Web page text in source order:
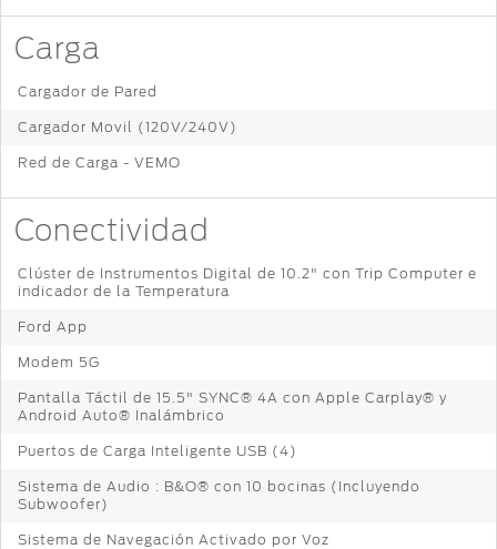
Carga
Cargador de Pared
Cargador Movil (120V/240V)
Red de Carga - VEMO
Conectividad
Clúster de Instrumentos Digital de 10.2" con Trip Computer e
indicador de la Temperatura
Ford App
Modem 5G
Pantalla Táctil de 15.5" SYNC® 4A con Apple Carplay® y
Android Auto® Inalámbrico
Puertos de Carga Inteligente USB (4)
Sistema de Audio : B&O® con 10 bocinas (Incluyendo
Subwoofer)
Sistema de Navegación Activado por Voz